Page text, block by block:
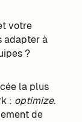
votre
adapter à
?
la plus
: optimize.
de